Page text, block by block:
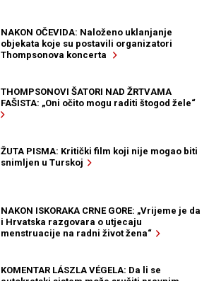
NAKON OČEVIDA: Naloženo uklanjanje
objekata koje su postavili organizatori
Thompsonova koncerta
THOMPSONOVI ŠATORI NAD ŽRTVAMA
FAŠISTA: „Oni očito mogu raditi štogod žele“
ŽUTA PISMA: Kritički film koji nije mogao biti
snimljen u Turskoj
NAKON ISKORAKA CRNE GORE: „Vrijeme je da
i Hrvatska razgovara o utjecaju
menstruacije na radni život žena“
KOMENTAR LÁSZLA VÉGELA: Da li se